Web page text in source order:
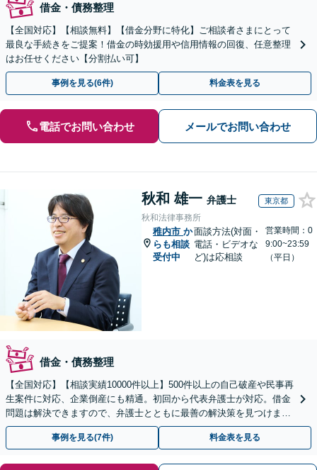
借金・債務整理
【全国対応】【相談無料】【借金分野に特化】ご相談者さまにとって
最良な手続きをご提案！借金の時効援用や信用情報の回復、任意整理
はお任せください【分割払い可】
事例を見る(6件) 料金表を見る
電話でお問い合わせ メールでお問い合わせ
秋和 雄一 弁護士 東京都
秋和法律事務所
稚内市 か
らも相談
受付中
面談方法(対面・
電話・ビデオな
ど)は応相談
営業時間：0
9:00~23:59
（平日）
借金・債務整理
【全国対応】【相談実績10000件以上】500件以上の自己破産や民事再
生案件に対応、企業倒産にも精通。初回から代表弁護士が対応。借金
問題は解決できますので、弁護士とともに最善の解決策を見つけまし
ょう【初回相談無料】【法テラス利用可】
事例を見る(7件) 料金表を見る